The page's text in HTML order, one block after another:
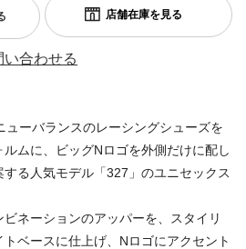
い合わせる
ーバランスのレーシングシューズを
ムに、ビッグNロゴを外側だけに配し
る人気モデル「327」のユニセックス
ネーションのアッパーを、スタイリ
ベースに仕上げ、Nロゴにアクセント